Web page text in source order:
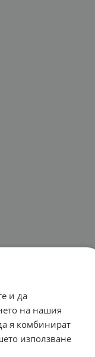
и да
на нашия
я комбинират
използване